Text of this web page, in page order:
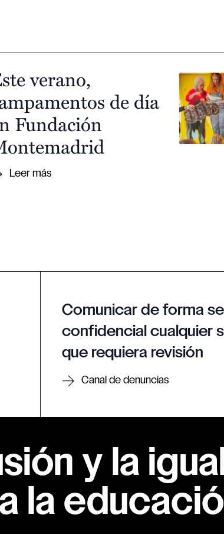
verano,
de día
Fundación
Comunicar de forma
confidencial cualquier
que requiera revisión
Canal de denuncias
y la
la